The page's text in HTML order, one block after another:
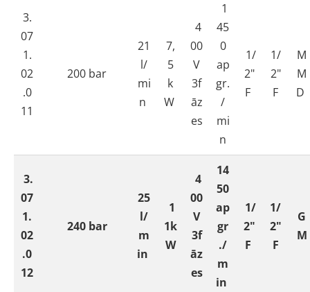
3.
07
1.
02
.0
11
200 bar
21
l/
mi
n
7,
5
k
W
4
00
V
3f
āz
es
1
45
0
ap
gr.
/
mi
n
1/
2"
F
1/
2"
F
M
M
D
3.
07
1.
02
.0
12
240 bar
25
l/
m
in
1
1k
W
4
00
V
3f
āz
es
14
50
ap
gr
./
m
in
1/
2"
F
1/
2"
F
G
M